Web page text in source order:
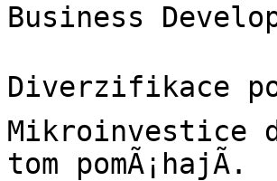
Business
Diverzifikace
Mikroinvestice
tom pomÃ¡hajÃ­.